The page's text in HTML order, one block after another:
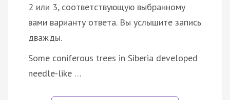
2 или 3, соответствующую выбранному
вами варианту ответа. Вы услышите запись
дважды.
Some coniferous trees in Siberia developed
needle-like …